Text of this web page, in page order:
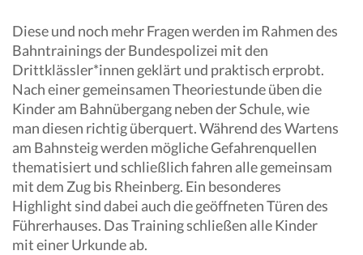
Diese und noch mehr Fragen werden im Rahmen des
Bahntrainings der Bundespolizei mit den
Drittklässler*innen geklärt und praktisch erprobt.
Nach einer gemeinsamen Theoriestunde üben die
Kinder am Bahnübergang neben der Schule, wie
man diesen richtig überquert. Während des Wartens
am Bahnsteig werden mögliche Gefahrenquellen
thematisiert und schließlich fahren alle gemeinsam
mit dem Zug bis Rheinberg. Ein besonderes
Highlight sind dabei auch die geöffneten Türen des
Führerhauses. Das Training schließen alle Kinder
mit einer Urkunde ab.